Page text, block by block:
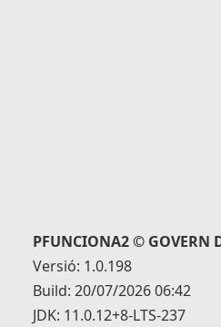
PFUNCIONA2 © GOVERN
Versió: 1.0.198
Build: 20/07/2026 06:42
JDK: 11.0.12+8-LTS-237